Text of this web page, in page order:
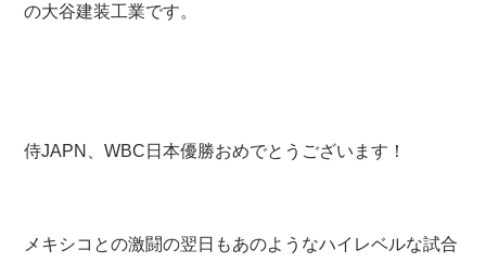
の大谷建装工業です。
侍JAPN、WBC日本優勝おめでとうございます！
メキシコとの激闘の翌日もあのようなハイレベルな試合